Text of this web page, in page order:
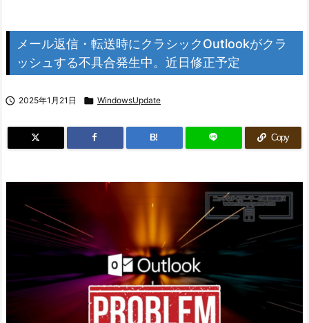
メール返信・転送時にクラシックOutlookがクラ
ッシュする不具合発生中。近日修正予定
 2025年1月21日  WindowsUpdate
B! Copy